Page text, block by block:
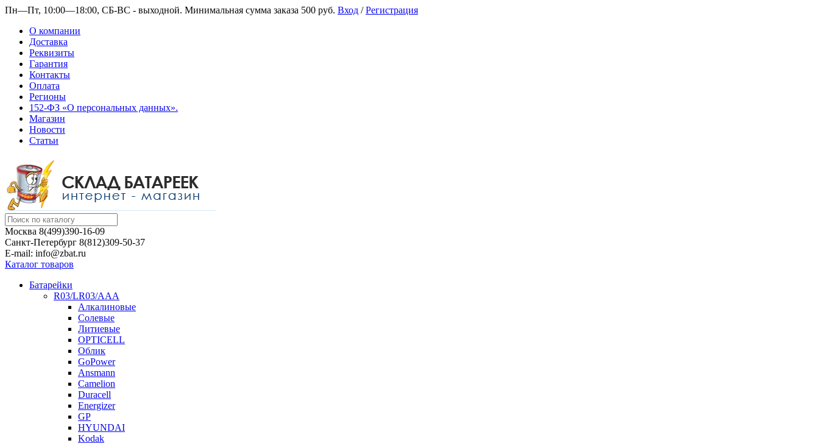
Пн—Пт, 10:00—18:00, СБ-ВС - выходной. Минимальная сумма заказа 500 руб. Вход /Регистрация
О компании
Доставка
Реквизиты
Гарантия
Контакты
Оплата
Регионы
152-ФЗ «О персональных данных».
Магазин
Новости
Статьи
Москва 8(499)390-16-09
Санкт-Петербург 8(812)309-50-37
E-mail: info@zbat.ru
Каталог товаров
Батарейки
R03/LR03/AAA
Алкалиновые
Солевые
Литиевые
OPTICELL
Облик
GoPower
Ansmann
Camelion
Duracell
Energizer
GP
HYUNDAI
Kodak